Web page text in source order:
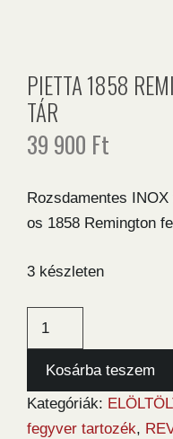
PIETTA 1858
TÁR
39 900 Ft
Rozsdamentes
os 1858 Remington
3 készleten
Pietta
Remington
Stainless
.36
Kosárba teszem
Kategóriák:
fegyver tartozék,